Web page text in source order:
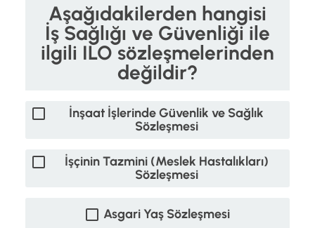
Aşağıdakilerden hangisi
İş Sağlığı ve Güvenliği ile
ilgili ILO sözleşmelerinden
değildir?
İnşaat İşlerinde Güvenlik ve Sağlık
Sözleşmesi
İşçinin Tazmini (Meslek Hastalıkları)
Sözleşmesi
Asgari Yaş Sözleşmesi